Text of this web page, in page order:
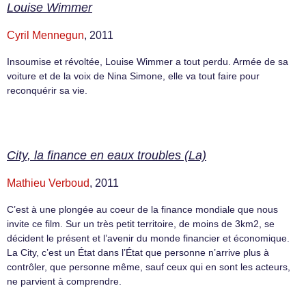
Louise Wimmer
Cyril Mennegun, 2011
Insoumise et révoltée, Louise Wimmer a tout perdu. Armée de sa
voiture et de la voix de Nina Simone, elle va tout faire pour
reconquérir sa vie.
City, la finance en eaux troubles (La)
Mathieu Verboud, 2011
C’est à une plongée au coeur de la finance mondiale que nous
invite ce film. Sur un très petit territoire, de moins de 3km2, se
décident le présent et l’avenir du monde financier et économique.
La City, c’est un État dans l’État que personne n’arrive plus à
contrôler, que personne même, sauf ceux qui en sont les acteurs,
ne parvient à comprendre.